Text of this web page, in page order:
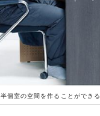
半個室の空間を作ることができる